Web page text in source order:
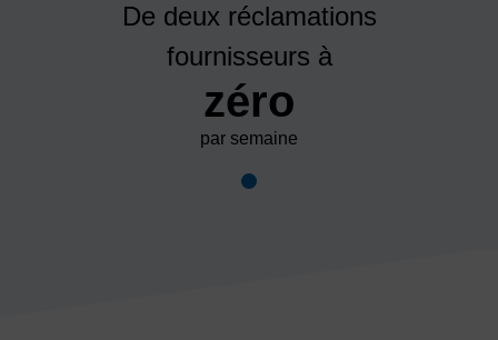
De deux réclamations
fournisseurs à
zéro
par semaine